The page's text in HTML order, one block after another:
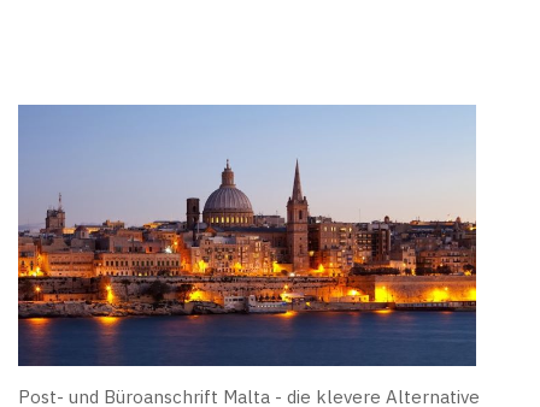
Post- und Büroanschrift Malta - die klevere Alternative